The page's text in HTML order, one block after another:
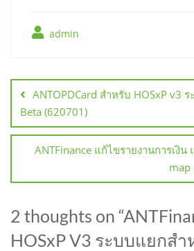
admin
เรื่องANTOPDCard สำหรับ HOSxP v3
Beta (620701)
ANTFinance แก้ไขรายงานการเงิน
map
2 thoughts on “
HOSxP V3 ระบบแยกสำ